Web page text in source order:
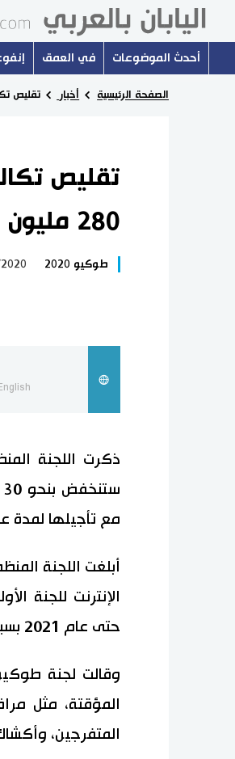
أحدث الموضوعات في العمق
الصفحة الرئيسية أخبار تقليص
تقليص
280 مليون دولار
طوكيو 2020
ذكرت اللجنة
مع تأجيلها لمدة
أبلغت اللجنة
الإنترنت للجنة
حتى عام 2021 بسبب جائحة فيروس كورونا الجديد.
المؤقتة، مثل
المتفرجين،